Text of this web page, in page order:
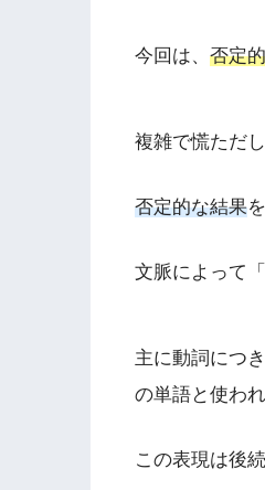
今回は、 否定
複雑で慌ただ
否定的な結果
文脈によって「
主に動詞につ
の単語と使われ
この表現は後